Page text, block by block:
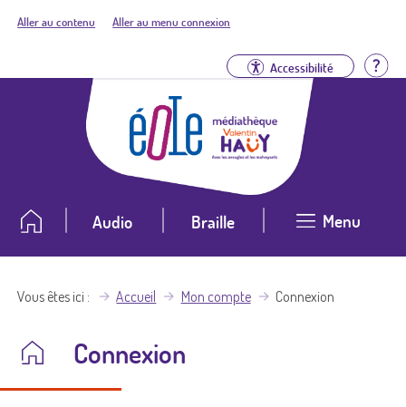
Aller au contenu Aller au menu connexion
Accessibilité
Audio Braille Menu
Vous êtes ici Accueil Mon compte Connexion
Connexion